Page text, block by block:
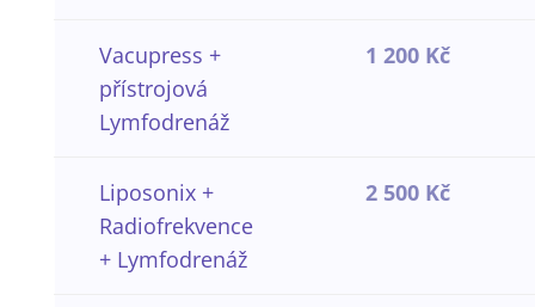
Vacupress +
přístrojová
Lymfodrenáž
1 200 Kč
Liposonix +
Radiofrekvence
+ Lymfodrenáž
2 500 Kč